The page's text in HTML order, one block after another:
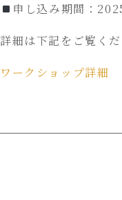
申し込み期間：
詳細は下記をご覧くだ
ワークショップ詳細